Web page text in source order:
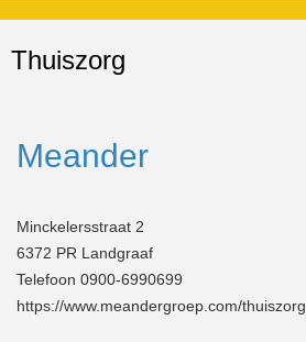
Thuiszorg
Meander
Minckelersstraat 2
6372 PR Landgraaf
Telefoon 0900-6990699
https://www.meandergroep.com/thuiszorg